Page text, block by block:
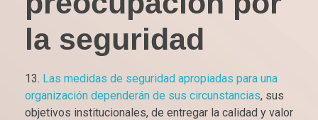
la seguridad
Las medidas de seguridad apropiadas para una
organización dependerán de sus circunstancias, sus
objetivos institucionales, de entregar la calidad y valor